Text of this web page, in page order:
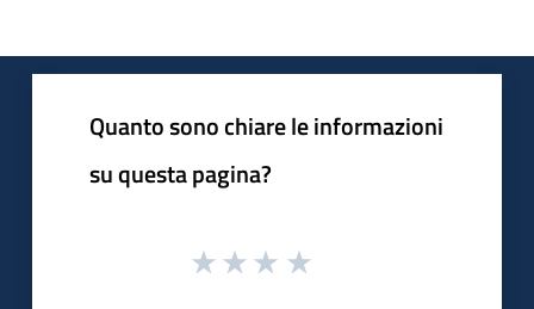
Quanto sono chiare le informazioni
su questa pagina?